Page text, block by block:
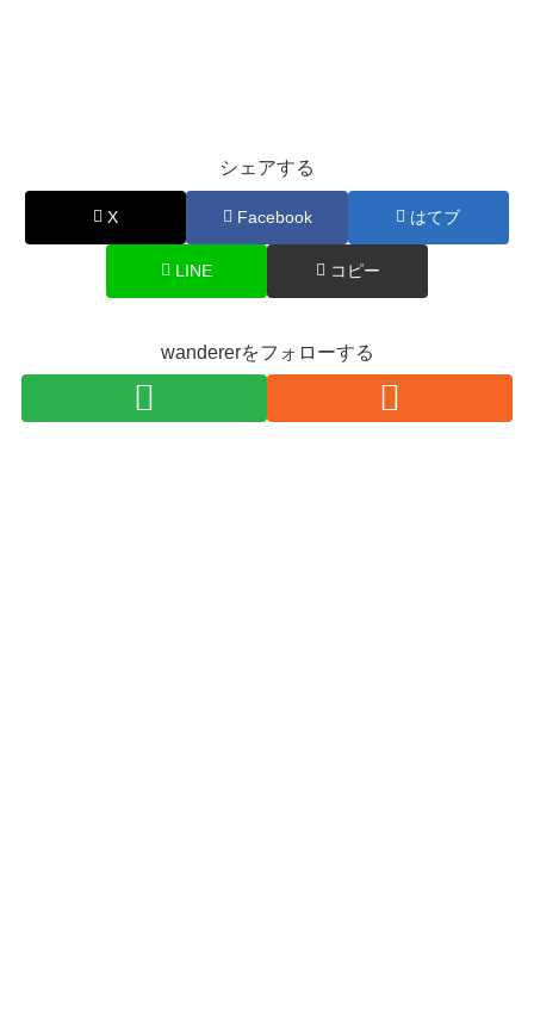
シェアする
X Facebook はてブ
LINE コピー
wandererをフォローする